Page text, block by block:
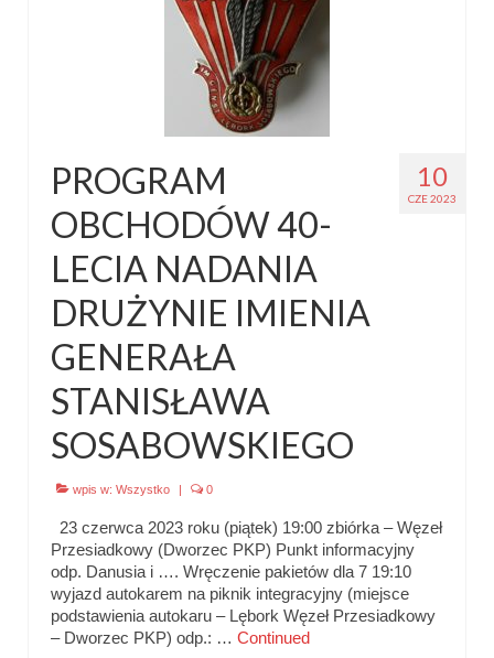
10
CZE 2023
PROGRAM
OBCHODÓW 40-
LECIA NADANIA
DRUŻYNIE IMIENIA
GENERAŁA
STANISŁAWA
SOSABOWSKIEGO
wpis w: Wszystko 0
23 czerwca 2023 roku (piątek) 19:00 zbiórka – Węzeł
Przesiadkowy (Dworzec PKP) Punkt informacyjny
odp. Danusia i …. Wręczenie pakietów dla 7 19:10
wyjazd autokarem na piknik integracyjny (miejsce
podstawienia autokaru – Lębork Węzeł Przesiadkowy
– Dworzec PKP) odp.: … Continued